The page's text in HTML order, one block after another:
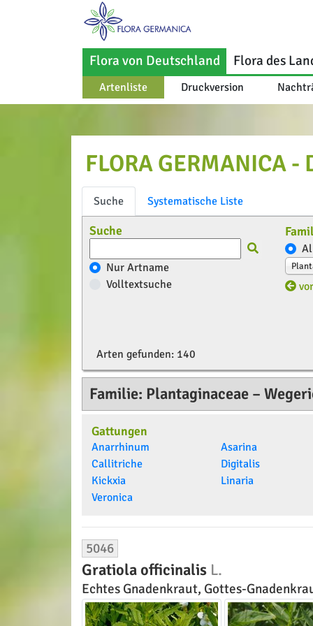
Flora von Deutschland Flora des
Artenliste Druckversion
FLORA GERMANICA
Suche Systematische Liste
Suche
Nur Artname
Volltextsuche
Arten gefunden: 140
Familie: Plantaginaceae –
Gattungen
Anarrhinum
Asarina
Callitriche
Digitalis
Kickxia
Linaria
Veronica
5046
Gratiola officinalis L.
Echtes Gnadenkraut, Gottes-